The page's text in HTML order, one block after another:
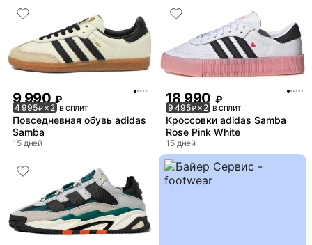
9 990 ₽
4 995₽× 2 в сплит
Повседневная обувь adidas
Samba
15 дней
18 990 ₽
9 495₽× 2 в сплит
Кроссовки adidas Samba
Rose Pink White
15 дней